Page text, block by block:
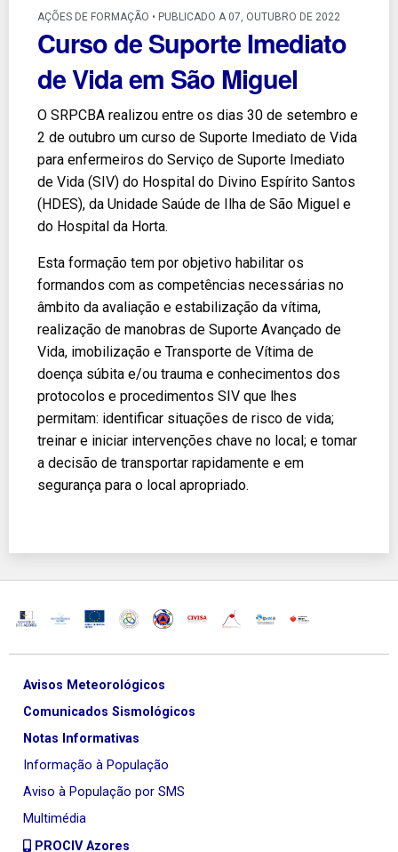
AÇÕES DE FORMAÇÃO • PUBLICADO A 07, OUTUBRO DE 2022
Curso de Suporte Imediato
de Vida em São Miguel
O SRPCBA realizou entre os dias 30 de setembro e
2 de outubro um curso de Suporte Imediato de Vida
para enfermeiros do Serviço de Suporte Imediato
de Vida (SIV) do Hospital do Divino Espírito Santos
(HDES), da Unidade Saúde de Ilha de São Miguel e
do Hospital da Horta.
Esta formação tem por objetivo habilitar os
formandos com as competências necessárias no
âmbito da avaliação e estabilização da vítima,
realização de manobras de Suporte Avançado de
Vida, imobilização e Transporte de Vítima de
doença súbita e/ou trauma e conhecimentos dos
protocolos e procedimentos SIV que lhes
permitam: identificar situações de risco de vida;
treinar e iniciar intervenções chave no local; e tomar
a decisão de transportar rapidamente e em
segurança para o local apropriado.
Avisos Meteorológicos
Comunicados Sismológicos
Notas Informativas
Informação à População
Aviso à População por SMS
Multimédia
PROCIV Azores